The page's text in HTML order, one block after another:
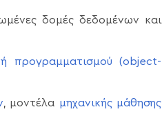
δομές δεδομένων και
προγραμματισμού (object-
, μοντέλα μηχανικής μάθησης